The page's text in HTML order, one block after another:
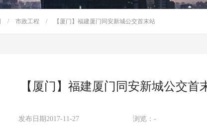
/ 市政工程 / 【厦门】福建厦门同安新城公交首末站
【厦门】福建厦门同安新城公交首
发布日期2017-11-27 浏览： -